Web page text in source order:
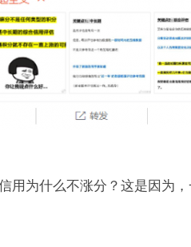
为什么不涨分？这是因为，